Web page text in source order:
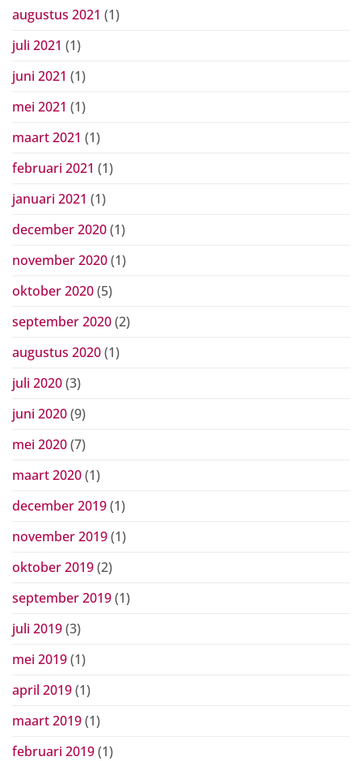
augustus 2021 (1)
juli 2021 (1)
juni 2021 (1)
mei 2021 (1)
maart 2021 (1)
februari 2021 (1)
januari 2021 (1)
december 2020(1)
november 2020(1)
oktober 2020(5)
september 2020(2)
augustus 2020(1)
juli 2020(3)
juni 2020(9)
mei 2020(7)
maart 2020(1)
december 2019(1)
november 2019(1)
oktober 2019(2)
september 2019(1)
juli 2019(3)
mei 2019(1)
april 2019(1)
maart 2019(1)
februari 2019(1)